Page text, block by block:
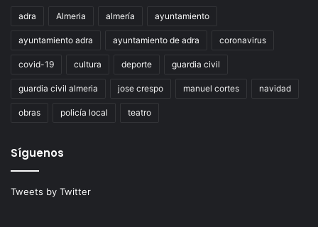
adra Almeria almería ayuntamiento
ayuntamiento adra ayuntamiento de adra coronavirus
covid-19 cultura deporte guardia civil
guardia civil almeria jose crespo manuel cortes navidad
obras policía local teatro
Síguenos
Tweets by Twitter